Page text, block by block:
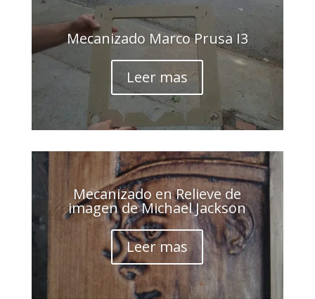
Mecanizado Marco Prusa I3
Leer mas
Mecanizado en Relieve de
imagen de Michael Jackson
Leer mas